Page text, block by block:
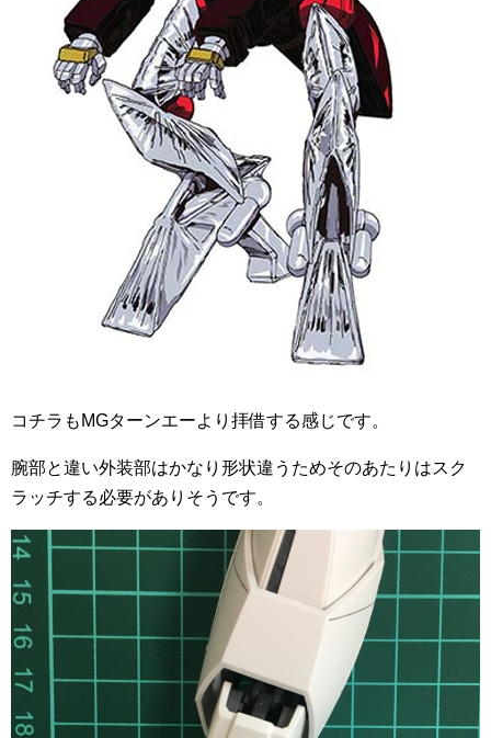
コチラもMGターンエーより拝借する感じです。
腕部と違い外装部はかなり形状違うためそのあたりはスク
ラッチする必要がありそうです。